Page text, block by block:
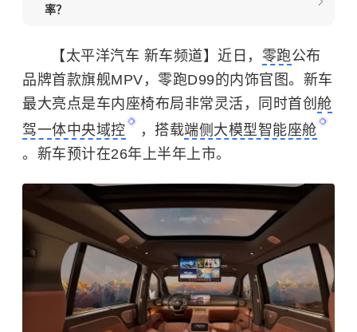
率？
【太平洋汽车 新车频道】近日， 零跑公布
品牌首款旗舰MPV，零跑D99的内饰官图。新车
最大亮点是车内座椅布局非常灵活，同时首创 舱
驾一体中央域控
，搭载端侧大模型智能座舱
。新车预计在26年上半年上市。